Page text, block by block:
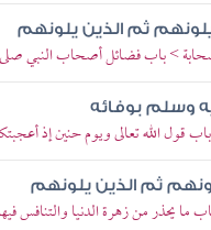
ثم الذين يلونهم
> باب فضائل أصحاب النبي صلى
وسلم بوفائه
الله تعالى ويوم حنين إذ
ثم الذين يلونهم
يحذر من زهرة الدنيا والتنافس